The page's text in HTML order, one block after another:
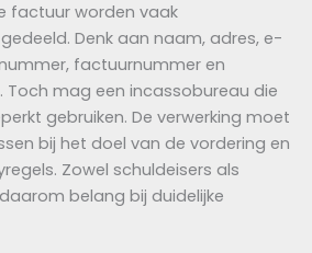
factuur worden vaak
Denk aan naam, adres, e-
factuurnummer en
Toch mag een incassobureau die
gebruiken. De verwerking moet
bij het doel van de vordering en
Zowel schuldeisers als
belang bij duidelijke